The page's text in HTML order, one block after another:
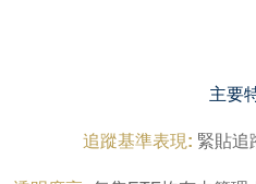
主要
追蹤基準表現: 緊貼追